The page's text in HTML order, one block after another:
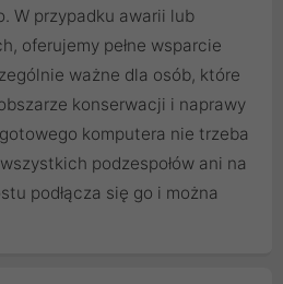
W przypadku awarii lub
oferujemy pełne wsparcie
ważne dla osób, które
konserwacji i naprawy
komputera nie trzeba
podzespołów ani na
podłącza się go i można